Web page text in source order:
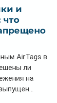
и
что
в
AirTags в
ли
на